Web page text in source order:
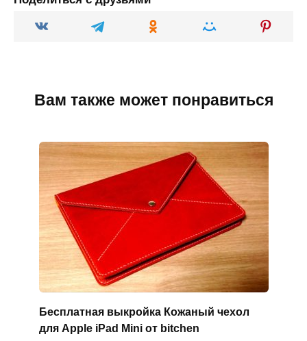
Вам также может понравиться
Бесплатная выкройка Кожаный чехол
для Apple iPad Mini от bitchen